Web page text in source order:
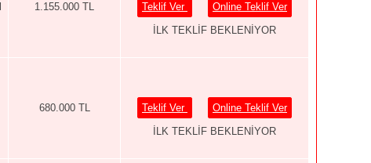
1.155.000 TL Teklif Ver
Online Teklif Ver
İLK TEKLİF BEKLENİYOR
680.000 TL Teklif Ver
Online Teklif Ver
İLK TEKLİF BEKLENİYOR